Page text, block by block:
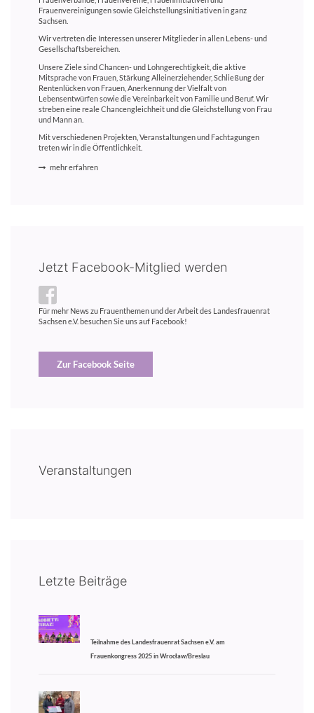
Frauenvereinigungen sowie Gleichstellungsinitiativen in ganz
Sachsen.
Wir vertreten die Interessen unserer Mitglieder in allen Lebens- und
Gesellschaftsbereichen.
Unsere Ziele sind Chancen- und Lohngerechtigkeit, die aktive
Mitsprache von Frauen, Stärkung Alleinerziehender, Schließung der
Rentenlücken von Frauen, Anerkennung der Vielfalt von
Lebensentwürfen sowie die Vereinbarkeit von Familie und Beruf. Wir
streben eine reale Chancengleichheit und die Gleichstellung von Frau
und Mann an.
Mit verschiedenen Projekten, Veranstaltungen und Fachtagungen
treten wir in die Öffentlichkeit.
mehr erfahren
Jetzt Facebook-Mitglied werden
Für mehr News zu Frauenthemen und der Arbeit des Landesfrauenrat
Sachsen e.V. besuchen Sie uns auf Facebook!
Zur Facebook Seite
Veranstaltungen
Letzte Beiträge
Teilnahme des Landesfrauenrat Sachsen e.V. am
Frauenkongress 2025 in Wrocław/Breslau